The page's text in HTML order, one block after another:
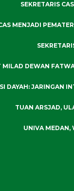
SEKRETARIS
MENJADI
MILAD DEWAN
DAYAH: JARINGAN
TUAN ARSJAD,
UNIVA MEDAN,